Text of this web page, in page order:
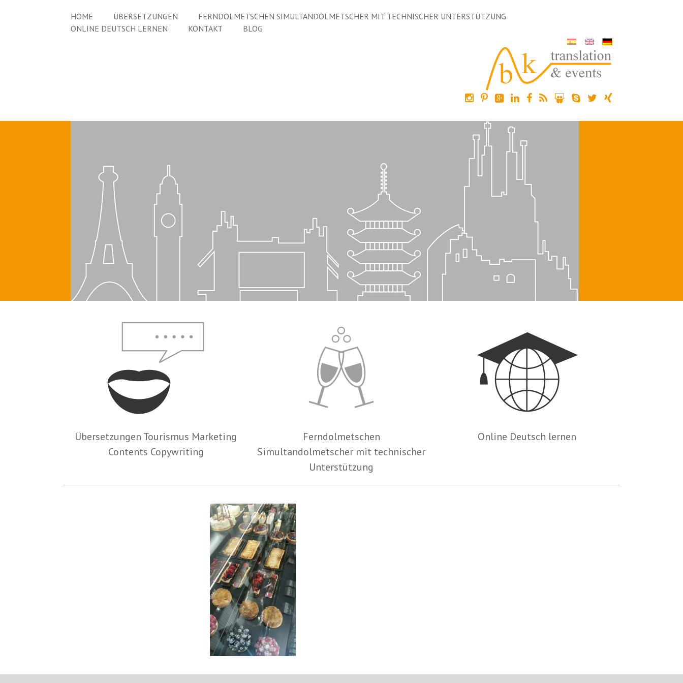
HOME ÜBERSETZUNGEN
FERNDOLMETSCHEN SIMULTANDOLMETSCHER MIT TECHNISCHER UNTERSTÜTZUNG
ONLINE DEUTSCH LERNEN
KONTAKT BLOG
Übersetzungen Tourismus Marketing
Contents Copywriting
Ferndolmetschen
Simultandolmetscher mit technischer
Unterstützung
Online Deutsch lernen